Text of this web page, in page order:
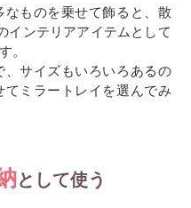
ものを乗せて飾ると、散
インテリアアイテムとして
。
サイズもいろいろあるの
ミラートレイを選んでみ
として使う